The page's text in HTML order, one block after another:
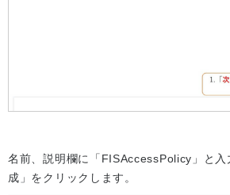
名前、説明欄に「FISAccessPolicy」と
成」をクリックします。